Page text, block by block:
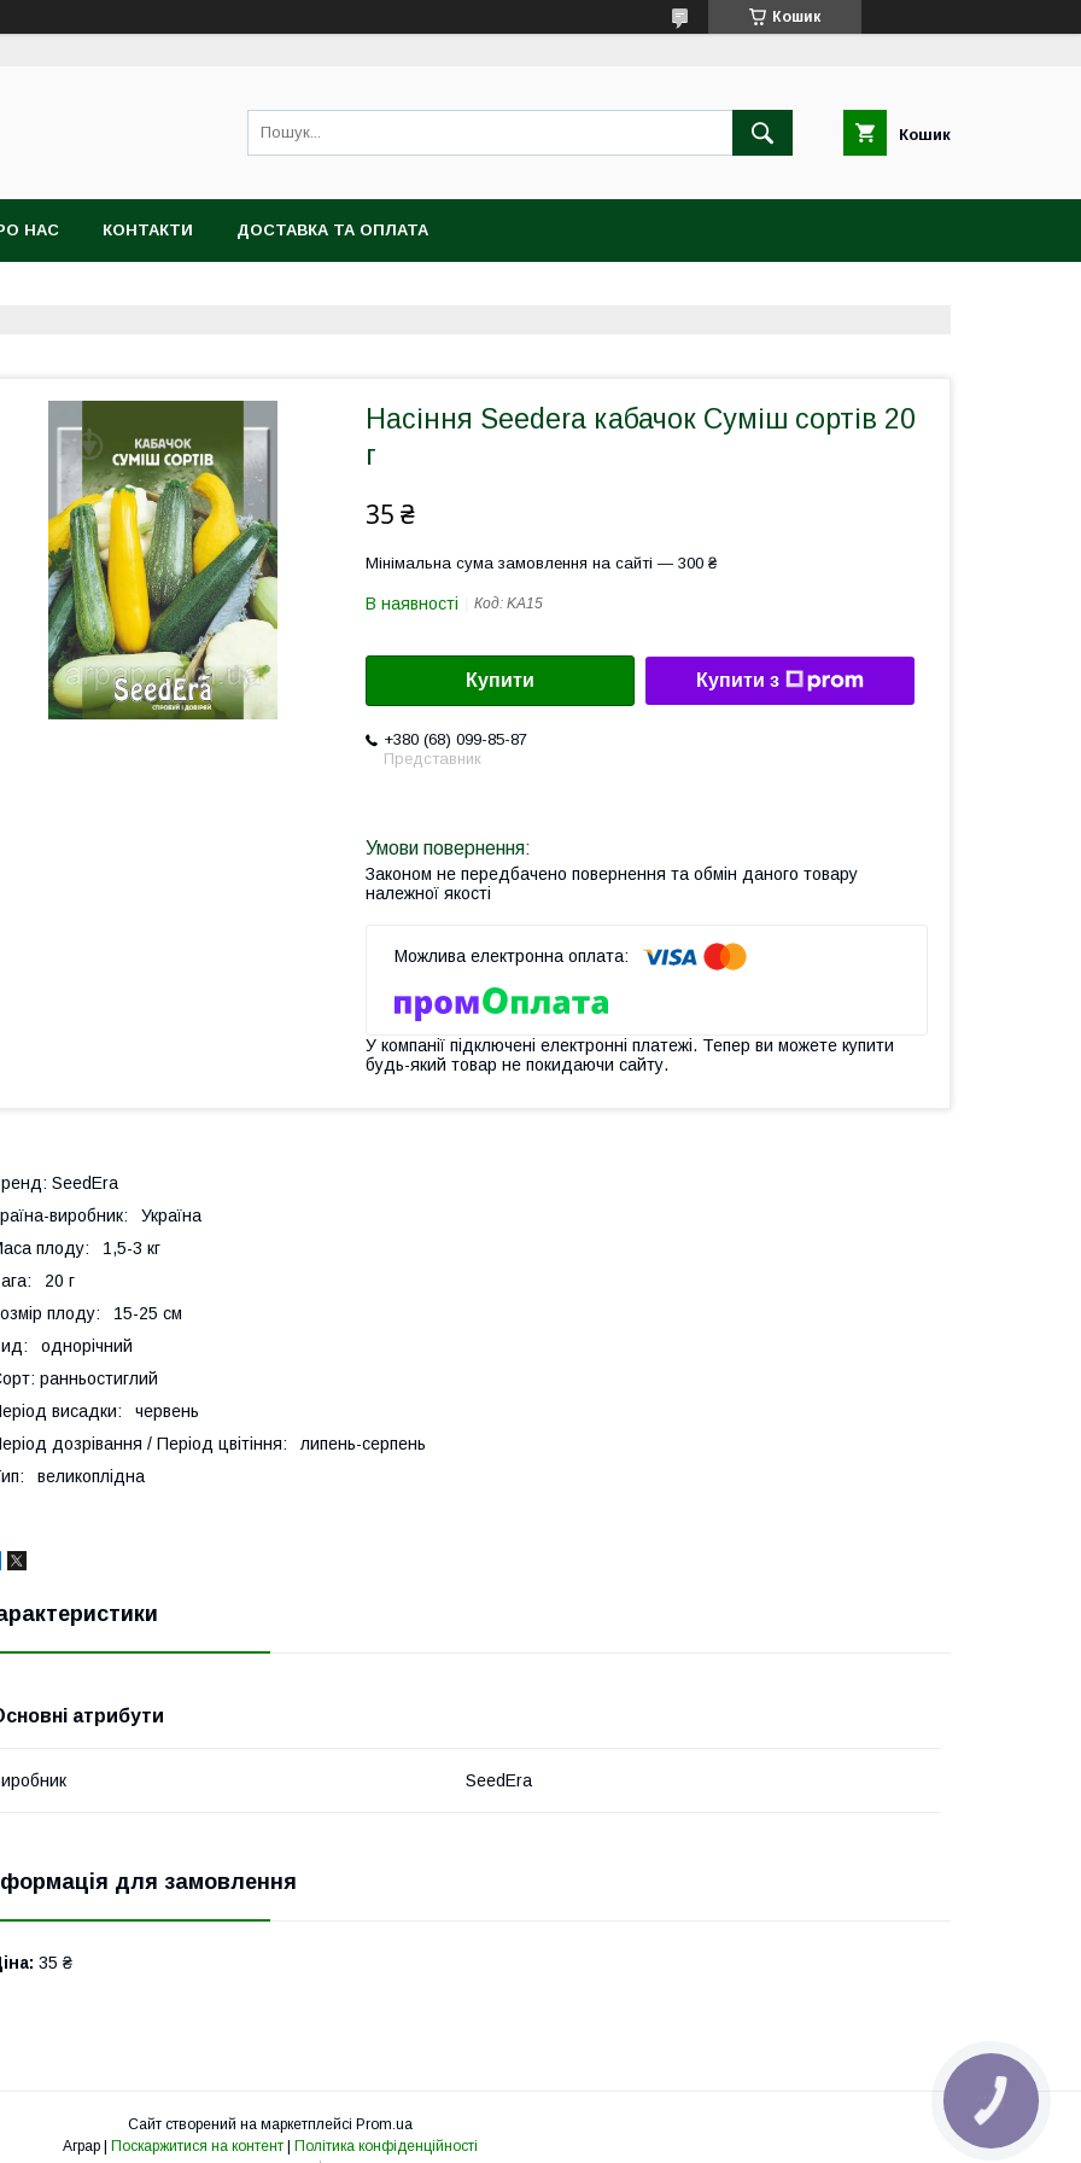
Кошик
Кошик
НАС КОНТАКТИ ДОСТАВКА ТА ОПЛАТА
Насіння Seedera кабачок Суміш сортів 20
г
35 ₴
Мінімальна сума замовлення на сайті — 300 ₴
В наявності Код: KA15
Купити Купити з
+380 (68) 099-85-87
Представник
Законом не передбачено повернення та обмін даного товару
належної якості
У компанії підключені електронні платежі. Тепер ви можете купити
будь-який товар не покидаючи сайту.
SeedEra
виробник: Україна
плоду: 1,5-3 кг
20 г
плоду: 15-25 см
однорічний
ранньостиглий
висадки: червень
дозрівання / Період цвітіння: липень-серпень
великоплідна
атрибути
SeedEra
для замовлення
35 ₴
Сайт створений на маркетплейсі Prom.ua
Поскаржитися на контент
Політика конфіденційності
КНОПКА
ЗВ'ЯЗКУ